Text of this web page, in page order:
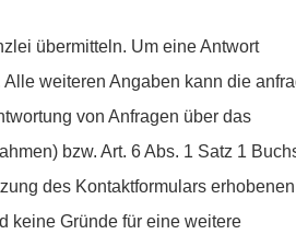
übermitteln. Um eine Antwort
weiteren Angaben kann die
von Anfragen über das
bzw. Art. 6 Abs. 1 Satz 1
des Kontaktformulars erhobenen
keine Gründe für eine weitere